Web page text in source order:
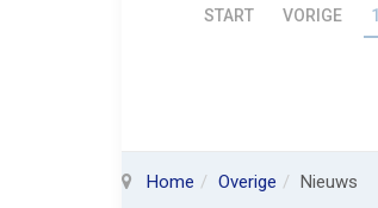
START VORIGE 1
Home Overige Nieuws